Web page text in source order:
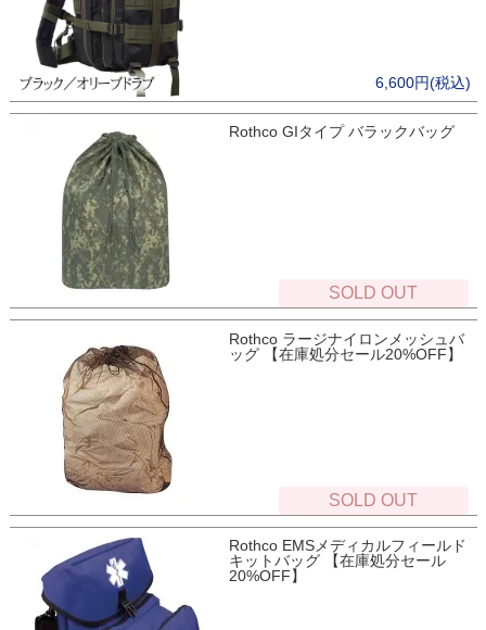
6,600円(税込)
Rothco GIタイプ バラックバッグ
SOLD OUT
Rothco ラージナイロンメッシュバ
ッグ 【在庫処分セール20%OFF】
SOLD OUT
Rothco EMSメディカルフィールド
キットバッグ 【在庫処分セール
20%OFF】